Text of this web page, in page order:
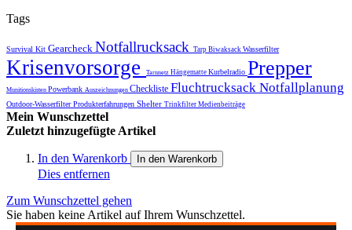
Tags
Survival Kit Gearcheck Notfallrucksack Tarp Biwaksack Wasserfilter
Krisenvorsorge Tarnnetz Hängematte Kurbelradio Prepper
Munitionskisten Powerbank Auszeichnungen Checkliste Fluchtrucksack Notfallplanung
Outdoor-WasserfilterProdukterfahrungen Shelter Trinkfilter Medienbeiträge
Mein Wunschzettel
Zuletzt hinzugefügte Artikel
In den Warenkorb In den Warenkorb
Dies entfernen
Zum Wunschzettel gehen
Sie haben keine Artikel auf Ihrem Wunschzettel.